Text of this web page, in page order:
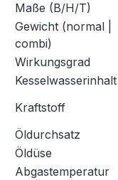
Maße (B/H/T)
Gewicht (normal |
combi)
Wirkungsgrad
Kesselwasserinhalt
Kraftstoff
Öldurchsatz
Öldüse
Abgastemperatur